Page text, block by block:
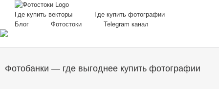
content
Где купить векторы
Где купить фотографии
Блог
Фотостоки Telegram канал
Фотобанки — где выгоднее купить фотографии